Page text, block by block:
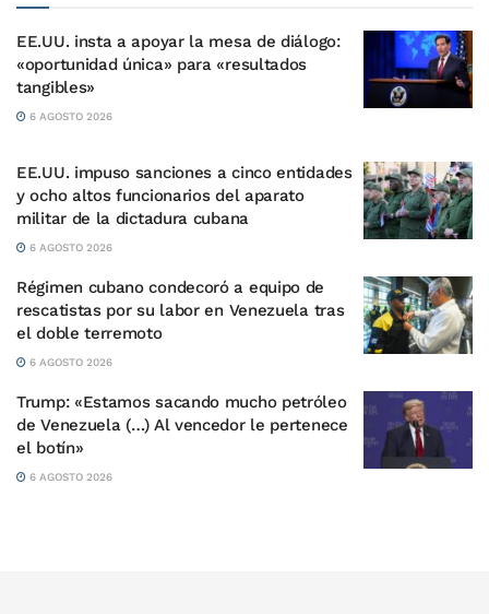
EE.UU. insta a apoyar la mesa de diálogo:
«oportunidad única» para «resultados
tangibles»
6 AGOSTO 2026
EE.UU. impuso sanciones a cinco entidades
y ocho altos funcionarios del aparato
militar de la dictadura cubana
6 AGOSTO 2026
Régimen cubano condecoró a equipo de
rescatistas por su labor en Venezuela tras
el doble terremoto
6 AGOSTO 2026
Trump: «Estamos sacando mucho petróleo
de Venezuela (…) Al vencedor le pertenece
el botín»
6 AGOSTO 2026